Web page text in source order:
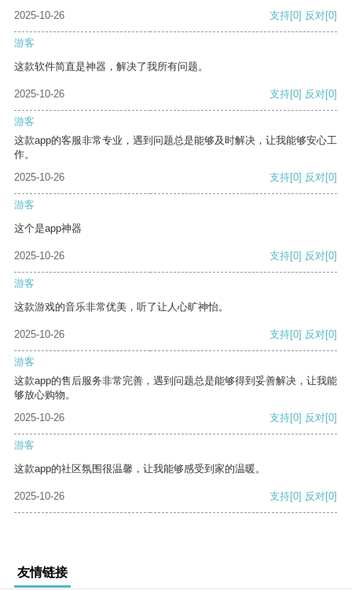
2025-10-26
支持[0] 反对[0]
游客
这款软件简直是神器，解决了我所有问题。
2025-10-26 支持[0] 反对[0]
游客
这款app的客服非常专业，遇到问题总是能够及时解决，让我能够安心工
作。
2025-10-26
支持[0] 反对[0]
游客
这个是app神器
2025-10-26 支持[0] 反对[0]
游客
这款游戏的音乐非常优美，听了让人心旷神怡。
2025-10-26 支持[0] 反对[0]
游客
这款app的售后服务非常完善，遇到问题总是能够得到妥善解决，让我能
够放心购物。
2025-10-26
支持[0] 反对[0]
游客
这款app的社区氛围很温馨，让我能够感受到家的温暖。
2025-10-26 支持[0] 反对[0]
友情链接